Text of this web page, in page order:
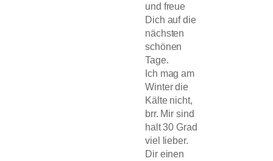
und freue
Dich auf die
nächsten
schönen
Tage.
Ich mag am
Winter die
Kälte nicht,
brr. Mir sind
halt 30 Grad
viel lieber.
Dir einen